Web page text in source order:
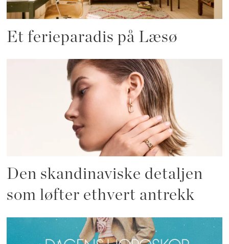
Et ferieparadis på Læsø
Den skandinaviske detaljen
som løfter ethvert antrekk